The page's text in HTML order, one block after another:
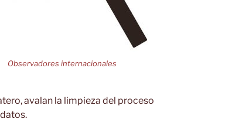
Observadores internacionales
avalan la limpieza del proceso